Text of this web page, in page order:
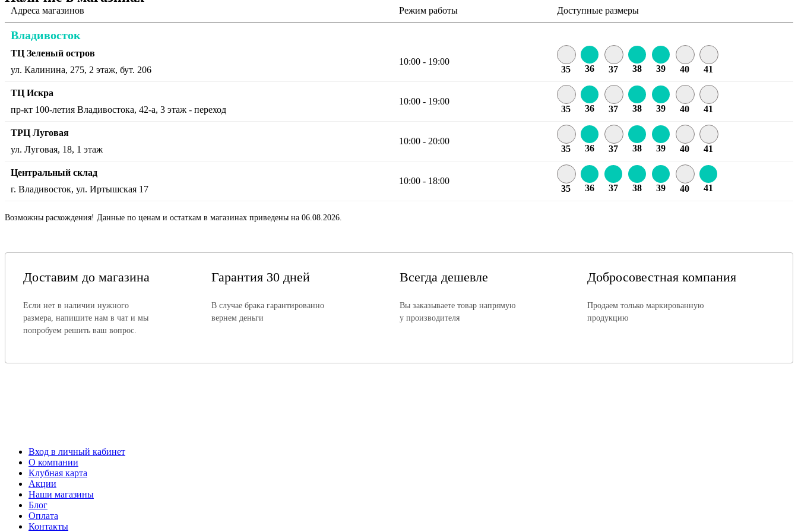
Адреса магазинов Режим работы Доступные размеры
Владивосток
ТЦ Зеленый остров
ул. Калинина, 275, 2 этаж, бут. 206
10:00 - 19:00
35 36 37 38 39 40 41
ТЦ Искра
пр-кт 100-летия Владивостока, 42-а, 3 этаж - переход
10:00 - 19:00
35 36 37 38 39 40 41
ТРЦ Луговая
ул. Луговая, 18, 1 этаж
10:00 - 20:00
35 36 37 38 39 40 41
Центральный склад
г. Владивосток, ул. Иртышская 17
10:00 - 18:00
35 36 37 38 39 40 41
Возможны расхождения! Данные по ценам и остаткам в магазинах приведены на 06.08.2026.
Доставим до магазина
Если нет в наличии нужного
размера, напишите нам в чат и мы
попробуем решить ваш вопрос.
Гарантия 30 дней
В случае брака гарантированно
вернем деньги
Всегда дешевле
Вы заказываете товар напрямую
у производителя
Добросовестная компания
Продаем только маркированную
продукцию
Вход в личный кабинет
О компании
Клубная карта
Акции
Наши магазины
Блог
Оплата
Контакты